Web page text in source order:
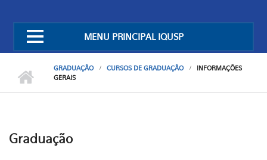
MENU PRINCIPAL IQUSP
GRADUAÇÃO CURSOS DE GRADUAÇÃO
INFORMAÇÕES
GERAIS
Graduação